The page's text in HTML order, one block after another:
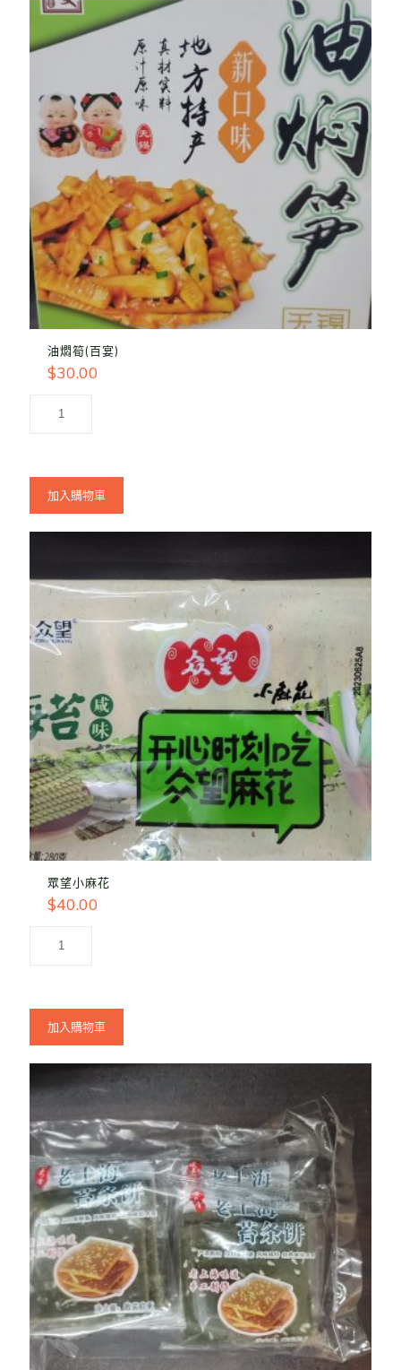
油燜筍(百宴)
$30.00
加入購物車
眾望小麻花
$40.00
加入購物車